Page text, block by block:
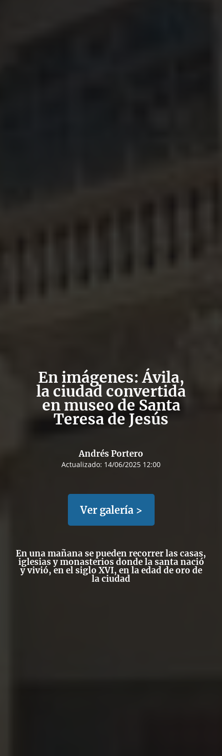
En imágenes: Ávila,
la ciudad convertida
en museo de Santa
Teresa de Jesús
Andrés Portero
Actualizado: 14/06/2025 12:00
Ver galería >
En una mañana se pueden recorrer las casas,
iglesias y monasterios donde la santa nació
y vivió, en el siglo XVI, en la edad de oro de
la ciudad